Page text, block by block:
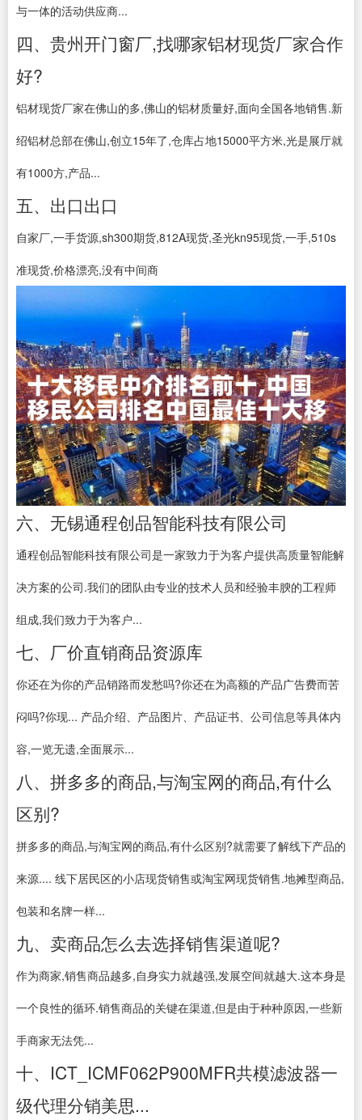
与一体的活动供应商...
四、贵州开门窗厂,找哪家铝材现货厂家合作
好?
铝材现货厂家在佛山的多,佛山的铝材质量好,面向全国各地销售.新
绍铝材总部在佛山,创立15年了,仓库占地15000平方米,光是展厅就
有1000方,产品...
五、出口出口
自家厂,一手货源,sh300期货,812A现货,圣光kn95现货,一手,510s
准现货,价格漂亮,没有中间商
六、无锡通程创品智能科技有限公司
通程创品智能科技有限公司是一家致力于为客户提供高质量智能解
决方案的公司.我们的团队由专业的技术人员和经验丰腴的工程师
组成,我们致力于为客户...
七、厂价直销商品资源库
你还在为你的产品销路而发愁吗?你还在为高额的产品广告费而苦
闷吗?你现... 产品介绍、产品图片、产品证书、公司信息等具体内
容,一览无遗,全面展示...
八、拼多多的商品,与淘宝网的商品,有什么
区别?
拼多多的商品,与淘宝网的商品,有什么区别?就需要了解线下产品的
来源.... 线下居民区的小店现货销售或淘宝网现货销售.地摊型商品,
包装和名牌一样...
九、卖商品怎么去选择销售渠道呢?
作为商家,销售商品越多,自身实力就越强,发展空间就越大.这本身是
一个良性的循环.销售商品的关键在渠道,但是由于种种原因,一些新
手商家无法凭...
十、ICT_ICMF062P900MFR共模滤波器一
级代理分销美思...